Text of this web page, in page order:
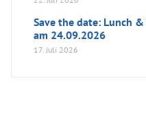
Save the date: Lunch
am 24.09.2026
17. Juli 2026